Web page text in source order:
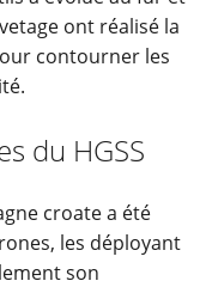
ont réalisé la
contourner les
du HGSS
croate a été
les déployant
son